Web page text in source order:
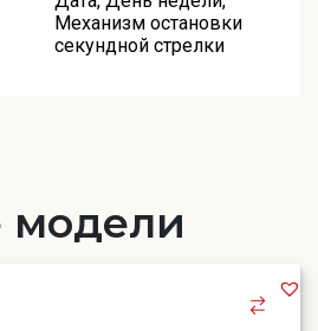
Механизм остановки
секундной стрелки
модели